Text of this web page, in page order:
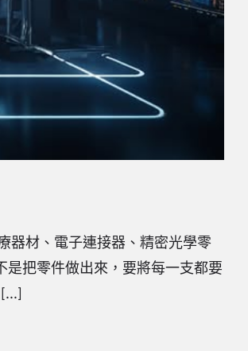
器材、電子連接器、精密光學零
把零件做出來，要將每一支都要